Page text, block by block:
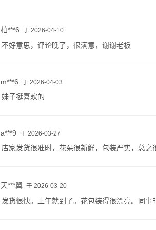
柏***6 于 2026-04-10
不好意思，评论晚了，很满意，谢谢老板
m***6 于 2026-04-03
妹子挺喜欢的
a***9 于 2026-03-27
店家发货很准时，花朵很新鲜，包装严实，总之
天***翼 于 2026-03-20
发货很快。上午就到了。花包装得很漂亮。同事